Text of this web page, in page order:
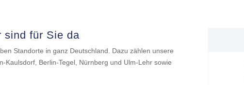
sind für Sie da
Standorte in ganz Deutschland. Dazu zählen unsere
Berlin-Tegel, Nürnberg und Ulm-Lehr sowie